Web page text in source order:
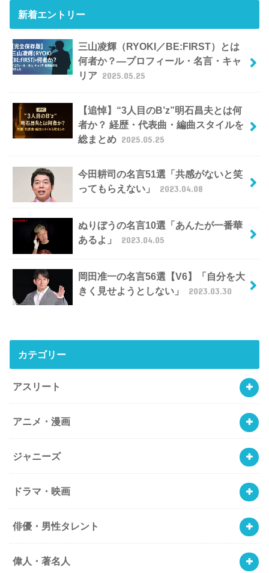
新着エントリー
三山凌輝（RYOKI／BE:FIRST）とは
何者か？―プロフィール・名言・キャ
リア 2025.05.25
【追悼】“3人目のB’z”明石昌夫とは何
者か？ 経歴・代表曲・編曲スタイルを
総まとめ 2025.05.25
今田耕司の名言51選「共感がないと笑
ってもらえない」
2023.04.08
ぬりぼうの名言10選「あんたが一番華
あるよ」
2023.04.05
岡田准一の名言56選【V6】「自分を大
きく見せようとしない」
2023.03.30
カテゴリー
アスリート
アニメ・漫画
ジャニーズ
ドラマ・映画
俳優・男性タレント
偉人・著名人